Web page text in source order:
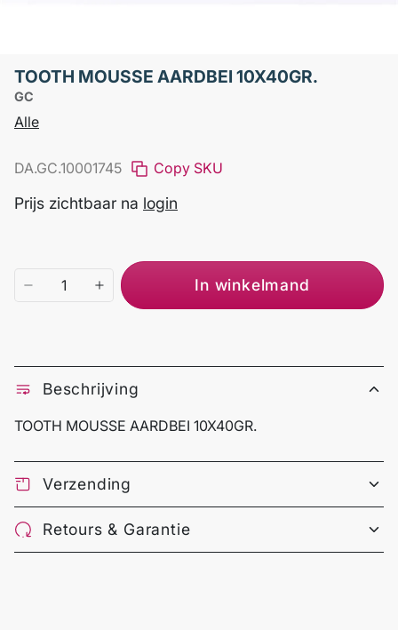
TOOTH MOUSSE AARDBEI 10X40GR.
GC
Alle
DA.GC.10001745 Copy SKU
Prijs zichtbaar na login
In winkelmand
Beschrijving
TOOTH MOUSSE AARDBEI 10X40GR.
Verzending
Retours & Garantie